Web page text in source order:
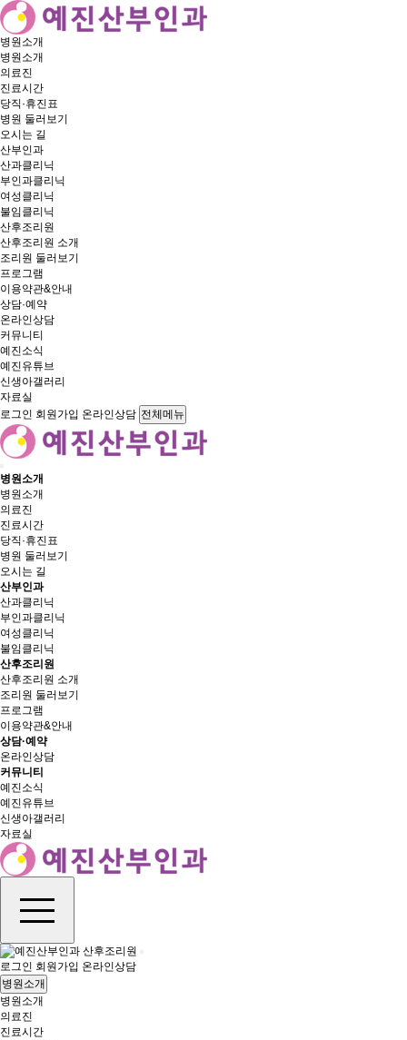
병원소개
병원소개
의료진
진료시간
당직·휴진표
병원 둘러보기
오시는 길
산부인과
산과클리닉
부인과클리닉
여성클리닉
불임클리닉
산후조리원
산후조리원 소개
조리원 둘러보기
프로그램
이용약관&안내
상담·예약
온라인상담
커뮤니티
예진소식
예진유튜브
신생아갤러리
자료실
로그인 회원가입 온라인상담 전체메뉴
병원소개
병원소개
의료진
진료시간
당직·휴진표
병원 둘러보기
오시는 길
산부인과
산과클리닉
부인과클리닉
여성클리닉
불임클리닉
산후조리원
산후조리원 소개
조리원 둘러보기
프로그램
이용약관&안내
상담·예약
온라인상담
커뮤니티
예진소식
예진유튜브
신생아갤러리
자료실
산후조리원
로그인 회원가입 온라인상담
병원소개
병원소개
의료진
진료시간